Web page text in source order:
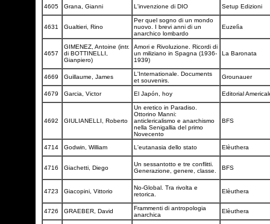
4605 Grana, Gianni L'invenzione di DIO Setup Edizioni
4631 Gualtieri, Rino
Per quel sogno di un mondo
nuovo. I brevi anni di un
anarchico lombardo
Euzelìa
4657
GIMENEZ, Antoine (intr.
di BOTTINELLI,
Gianpiero)
Amori e Rivoluzione. Ricordi di
un miliziano in Spagna (1936-
1939)
La Baronata
4669 Guillaume, James
L'Internationale. Documents
et souvenirs.
Grounauer
4679 Garcia, Victor El Japón, hoy Editorial
4692 GIULIANELLI, Roberto
Un eretico in Paradiso.
Ottorino Manni:
anticlericalismo e anarchismo
nella Senigallia del primo
Novecento
BFS
4714 Godwin, William L'eutanasia dello stato Elèuthera
4716 Giachetti, Diego
Un sessantotto e tre conflitti.
Generazione, genere, classe.
BFS
4723 Giacopini, Vittorio
No-Global. Tra rivolta e
retorica.
Elèuthera
4726 GRAEBER, David
Frammenti di antropologia
anarchica
Elèuthera